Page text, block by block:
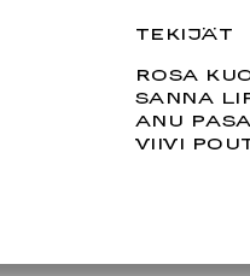
TEKIJÄT
ROSA
SANNA
ANU
VIIVI